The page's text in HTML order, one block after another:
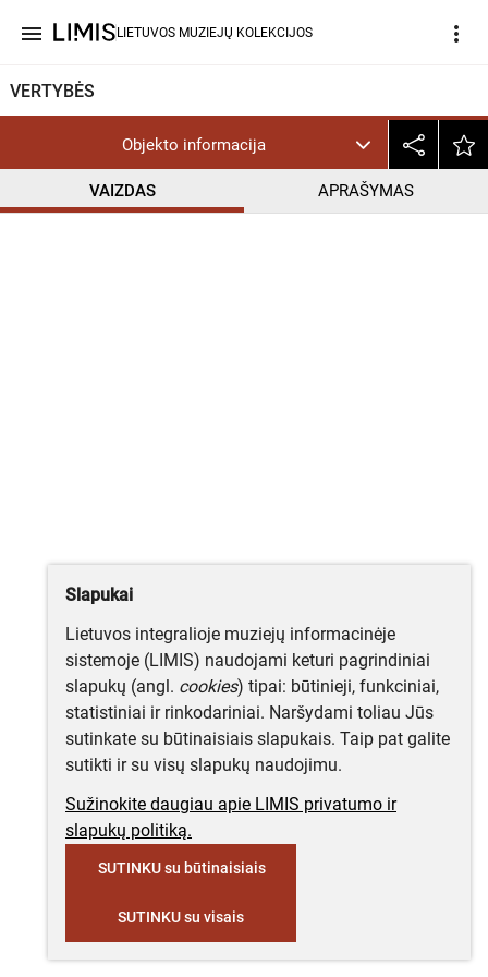
menu LIETUVOS MUZIEJŲ KOLEKCIJOS more_vert
VERTYBĖS
Objekto informacija
VAIZDAS APRAŠYMAS
Slapukai
Lietuvos integralioje muziejų informacinėje
sistemoje (LIMIS) naudojami keturi pagrindiniai
slapukų (angl. cookies) tipai: būtinieji, funkciniai,
statistiniai ir rinkodariniai. Naršydami toliau Jūs
sutinkate su būtinaisiais slapukais. Taip pat galite
sutikti ir su visų slapukų naudojimu.
Sužinokite daugiau apie LIMIS privatumo ir
slapukų politiką.
SUTINKU su būtinaisiais
SUTINKU su visais